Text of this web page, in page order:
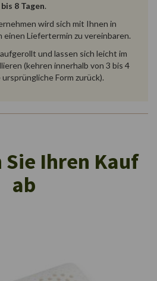
bis 8 Tagen.
wird sich mit Ihnen in
einen Liefertermin zu vereinbaren.
und lassen sich leicht im
(kehren innerhalb von 3 bis 4
Form zurück).
Ihren Kauf
ab